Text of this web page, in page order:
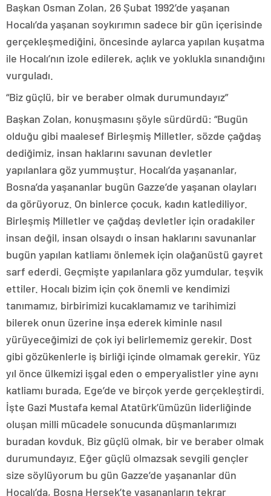
Başkan Osman Zolan, 26 Şubat 1992’de yaşanan
Hocalı’da yaşanan soykırımın sadece bir gün içerisinde
gerçekleşmediğini, öncesinde aylarca yapılan kuşatma
ile Hocalı’nın izole edilerek, açlık ve yoklukla sınandığını
vurguladı.
“Biz güçlü, bir ve beraber olmak durumundayız”
Başkan Zolan, konuşmasını şöyle sürdürdü: “Bugün
olduğu gibi maalesef Birleşmiş Milletler, sözde çağdaş
dediğimiz, insan haklarını savunan devletler
yapılanlara göz yummuştur. Hocalı’da yaşananlar,
Bosna’da yaşananlar bugün Gazze’de yaşanan olayları
da görüyoruz. On binlerce çocuk, kadın katlediliyor.
Birleşmiş Milletler ve çağdaş devletler için oradakiler
insan değil, insan olsaydı o insan haklarını savunanlar
bugün yapılan katliamı önlemek için olağanüstü gayret
sarf ederdi. Geçmişte yapılanlara göz yumdular, teşvik
ettiler. Hocalı bizim için çok önemli ve kendimizi
tanımamız, birbirimizi kucaklamamız ve tarihimizi
bilerek onun üzerine inşa ederek kiminle nasıl
yürüyeceğimizi de çok iyi belirlememiz gerekir. Dost
gibi gözükenlerle iş birliği içinde olmamak gerekir. Yüz
yıl önce ülkemizi işgal eden o emperyalistler yine aynı
katliamı burada, Ege’de ve birçok yerde gerçekleştirdi.
İşte Gazi Mustafa kemal Atatürk’ümüzün liderliğinde
oluşan milli mücadele sonucunda düşmanlarımızı
buradan kovduk. Biz güçlü olmak, bir ve beraber olmak
durumundayız. Eğer güçlü olmazsak sevgili gençler
size söylüyorum bu gün Gazze’de yaşananlar dün
Hocalı’da, Bosna Hersek’te yaşananların tekrar